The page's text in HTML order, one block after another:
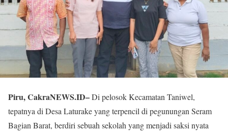
Piru, CakraNEWS.ID–Di pelosok Kecamatan Taniwel,
tepatnya di Desa Laturake yang terpencil di pegunungan Seram
Bagian Barat, berdiri sebuah sekolah yang menjadi saksi nyata